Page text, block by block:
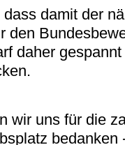
damit der
den
daher
wir uns für die
bedanken